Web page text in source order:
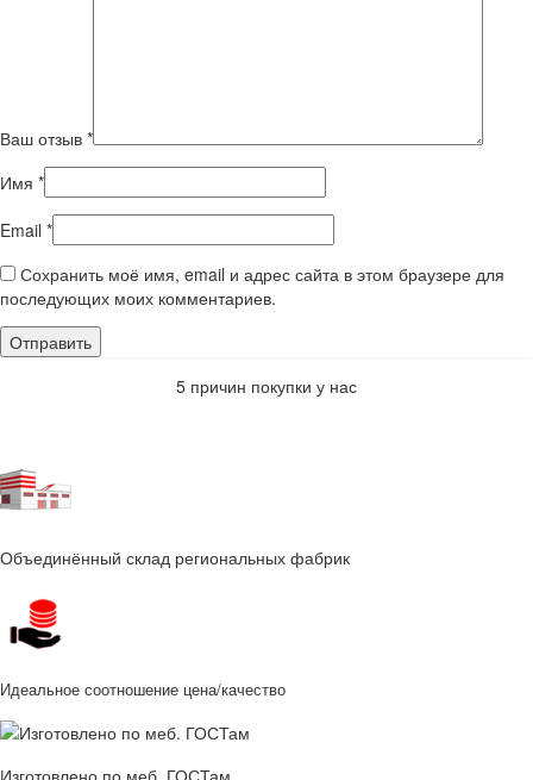
Ваш отзыв *
Имя *
Email *
Сохранить моё имя, email и адрес сайта в этом браузере для
последующих моих комментариев.
5 причин покупки у нас
Объединённый склад региональных фабрик
Идеальное соотношение цена/качество